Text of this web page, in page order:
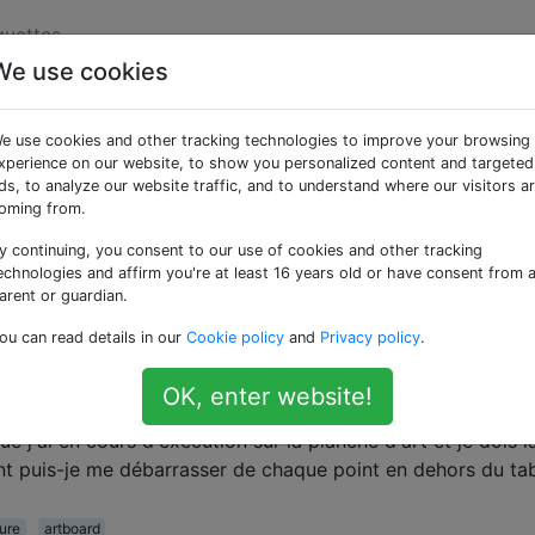
«texture»
de «vider» les vieux ballons de mots
la texture du papier?
(des années 40 et 50) et j'essaie de supprimer le
de mots. Je ne veux pas simplement effacer leur
et la texture du papier ne sont pas du …
en dehors d'un tableau d'art dans Illustrator?
j'ai en cours d'exécution sur la planche d'art et je dois
puis-je me débarrasser de chaque point en dehors du
artboard
use cookies
use cookies and other tracking technologies to improve your browsing
on our website, to show you personalized content and targeted
to analyze our website traffic, and to understand where our visitors
from.
continuing, you consent to our use of cookies and other tracking
and affirm you're at least 16 years old or have consent from a
or guardian.
can read details in our Cookie policy and Privacy policy.
OK, enter website!